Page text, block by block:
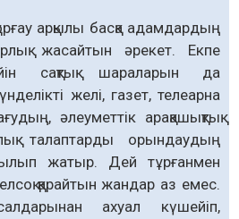
арқылы басқа адамдардың
жасайтын әрекет. Екпе
сақтық шараларын да
желі, газет, телеарна
әлеуметтік арақашықтық
талаптарды орындаудың
жатыр. Дей тұрғанмен
қарайтын жандар аз емес.
ахуал күшейіп,